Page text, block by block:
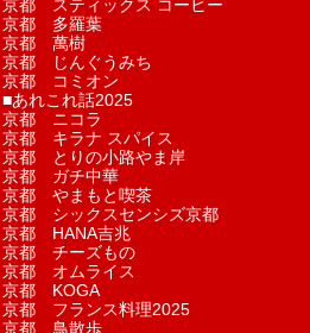
京都 スティックス コーヒー
京都 多羅葉
京都 萬樹
京都 じんぐうみち
京都 コミオン
■あれこれ話2025
京都 ニコラ
京都 キラナ スパイス
京都 とりの小路やま岸
京都 ガチ中華
京都 やまもと喫茶
京都 シックスセンシズ京都
京都 HANA吉兆
京都 チーズもの
京都 オムライス
京都 KOGA
京都 フランス料理2025
京都 鳥散歩